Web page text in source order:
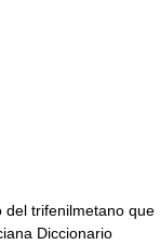
trifenilmetano que
Diccionario